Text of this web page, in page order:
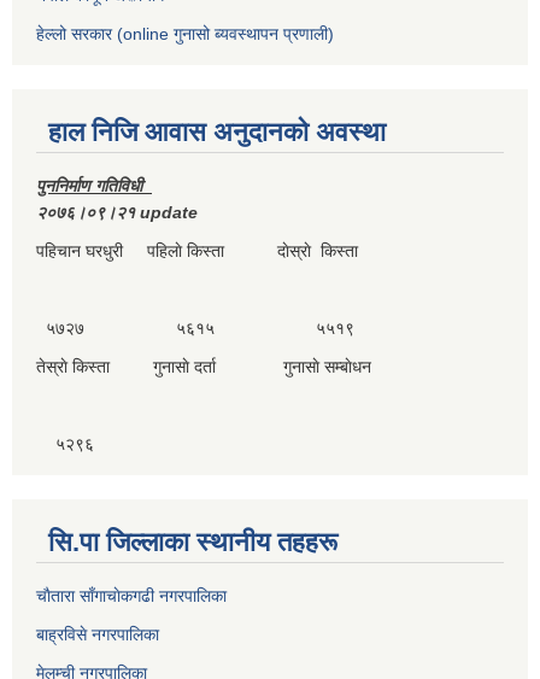
हेल्लो सरकार (online गुनासो ब्यवस्थापन प्रणाली)
हाल निजि आवास अनुदानकाे अवस्था
पुननिर्माण गतिविधी
२०७६।०९।२१ update
पहिचान घरधुरी पहिलाे किस्ता दाेस्राे किस्ता
५७२७ ५६१५ ५५१९
तेस्राे किस्ता गुनासाे दर्ता गुनासाे सम्बाेधन
५२९६
सि.पा जिल्लाका स्थानीय तहहरू
चाैतारा साँगाचाेकगढी नगरपालिका
बाह्रविसे नगरपालिका
मेलम्ची नगरपालिका